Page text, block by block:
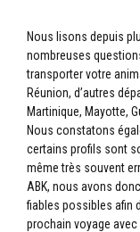
Nous lisons depuis
nombreuses
transporter votre
Réunion, d’autres
Martinique, Mayotte,
Nous constatons
certains profils sont
même très souvent
ABK, nous avons
fiables possibles afin
prochain voyage